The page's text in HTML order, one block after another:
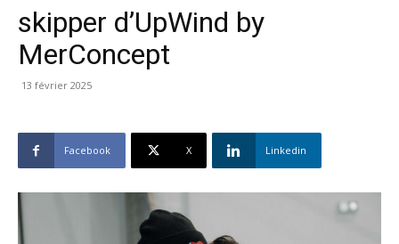
skipper d’UpWind by
MerConcept
13 février 2025
Facebook X Linkedin